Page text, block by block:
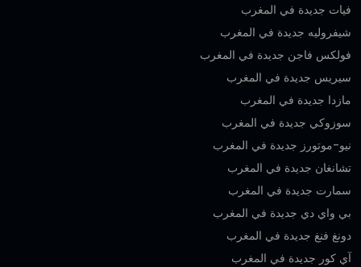
فيات جديدة في المغرب
شيفروليه جديدة في المغرب
فولكس فاجن جديدة في المغرب
سيريس جديدة في المغرب
مازدا جديدة في المغرب
سوزوكي جديدة في المغرب
نيو-موتورز جديدة في المغرب
تشانغان جديدة في المغرب
سمارت جديدة في المغرب
بي واي دي جديدة في المغرب
دونغ فنغ جديدة في المغرب
آي كور جديدة في المغرب